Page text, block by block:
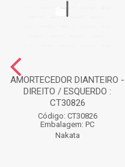
AMORTECEDOR DIANTEIRO -
DIREITO / ESQUERDO :
CT30826
Código: CT30826
Embalagem: PC
Nakata